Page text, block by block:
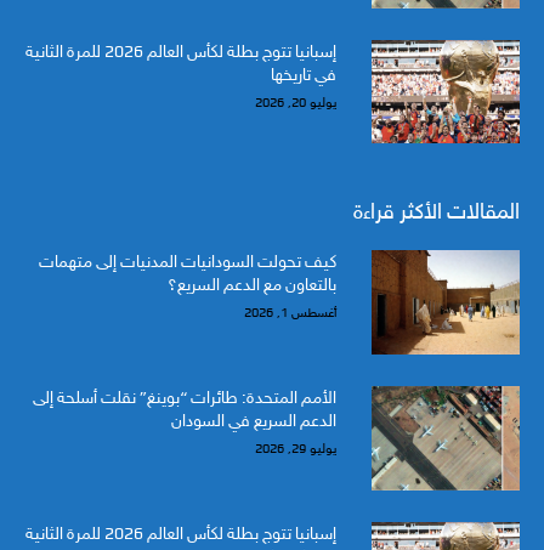
إسبانيا تتوج بطلة لكأس العالم 2026 للمرة الثانية
في تاريخها
يوليو 20, 2026
المقالات الأكثر قراءة
كيف تحولت السودانيات المدنيات إلى متهمات
بالتعاون مع الدعم السريع؟
أغسطس 1, 2026
الأمم المتحدة: طائرات “بوينغ” نقلت أسلحة إلى
الدعم السريع في السودان
يوليو 29, 2026
إسبانيا تتوج بطلة لكأس العالم 2026 للمرة الثانية